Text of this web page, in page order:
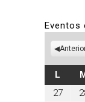
Eventos
L
27julio